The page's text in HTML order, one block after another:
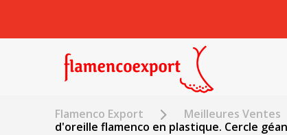
Flamenco Export Meilleures Ventes
d'oreille flamenco en plastique. Cercle